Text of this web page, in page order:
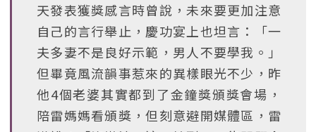
天發表獲獎感言時曾說，未來要更加注意
自己的言行舉止，慶功宴上也坦言：「一
夫多妻不是良好示範，男人不要學我。」
但畢竟風流韻事惹來的異樣眼光不少，昨
他4個老婆其實都到了金鐘獎頒獎會場，
陪雷媽媽看頒獎，但刻意避開媒體區，雷